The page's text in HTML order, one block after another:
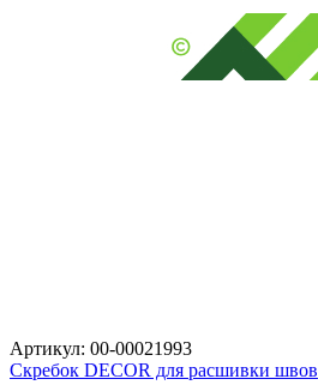
Артикул: 00-00021993
Скребок DECOR для расшивки швов